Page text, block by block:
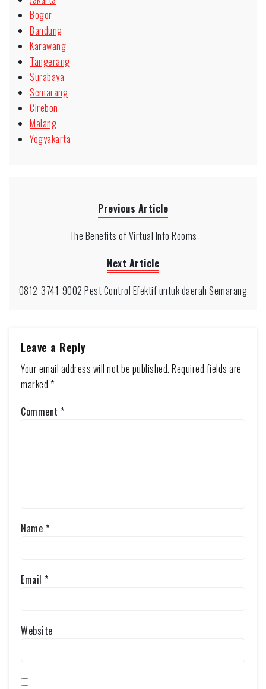
Bogor
Bandung
Karawang
Tangerang
Surabaya
Semarang
Cirebon
Malang
Yogyakarta
Previous Article
The Benefits of Virtual Info Rooms
Next Article
0812-3741-9002 Pest Control Efektif untuk daerah Semarang
Leave a Reply
Your email address will not be published. Required fields are
marked *
Comment *
Name *
Email *
Website